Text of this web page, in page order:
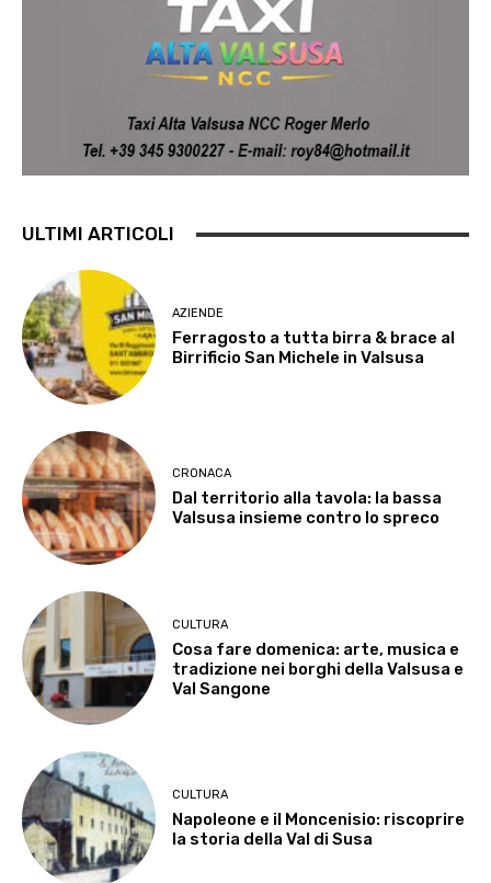
ULTIMI ARTICOLI
AZIENDE
Ferragosto a tutta birra & brace al
Birrificio San Michele in Valsusa
CRONACA
Dal territorio alla tavola: la bassa
Valsusa insieme contro lo spreco
CULTURA
Cosa fare domenica: arte, musica e
tradizione nei borghi della Valsusa e
Val Sangone
CULTURA
Napoleone e il Moncenisio: riscoprire
la storia della Val di Susa